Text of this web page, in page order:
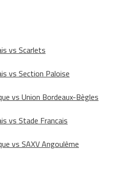
vs Scarlets
vs Section Paloise
vs Union Bordeaux-Bègles
vs Stade Francais
vs SAXV Angoulême